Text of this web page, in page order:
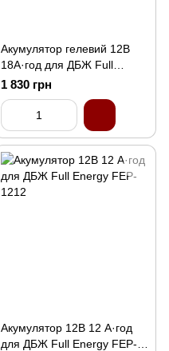
Акумулятор гелевий 12В
18А·год для ДБЖ Full
Energy FEL-1218
1 830 грн
Акумулятор 12В 12 А·год
для ДБЖ Full Energy FEP-